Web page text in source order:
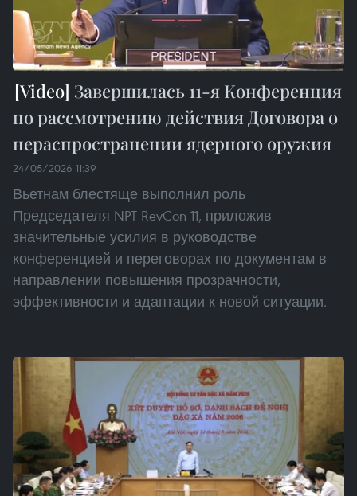
Завершилась 11-я Конференция
по рассмотрению действия Договора о
нераспространении ядерного оружия
24/05/2026 11:39
Вьетнам блестяще выполнил роль
Председателя NPT RevCon 11, приложив
значительные усилия в руководстве
конференцией и переговорах по документам в
направлении повышения прозрачности,
эффективности и адаптации к новой ситуации.